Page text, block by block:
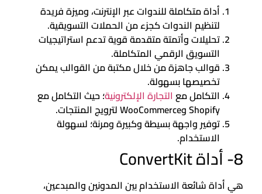
أداة متكاملة للندوات عبر الإنترنت، وميزة فريدة
لتنظيم الندوات كجزء من الحملات التسويقية.
تحليلات وأتمتة متقدمة قوية تدعم استراتيجيات
التسويق الرقمي المتكاملة.
قوالب جاهزة من خلال مكتبة من القوالب يمكن
تخصيصها بسهولة.
التكامل مع التجارة الإلكترونية؛ حيث التكامل مع
Shopify وWooCommerce لترويج المنتجات.
توفير واجهة بسيطة وكبيرة ومرنة؛ لسهولة
الاستخدام.
8- أداة ConvertKit
هي أداة شائعة الاستخدام بين المدونين والمبدعين،